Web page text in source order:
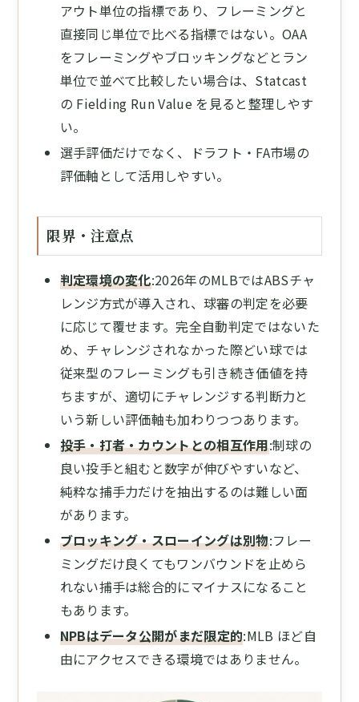
アウト単位の指標であり、フレーミングと
直接同じ単位で比べる指標ではない。OAA
をフレーミングやブロッキングなどとラン
単位で並べて比較したい場合は、Statcast
の Fielding Run Value を見ると整理しやす
い。
選手評価だけでなく、ドラフト・FA市場の
評価軸として活用しやすい。
限界・注意点
判定環境の変化:2026年のMLBではABSチャ
レンジ方式が導入され、球審の判定を必要
に応じて覆せます。完全自動判定ではないた
め、チャレンジされなかった際どい球では
従来型のフレーミングも引き続き価値を持
ちますが、適切にチャレンジする判断力と
いう新しい評価軸も加わりつつあります。
投手・打者・カウントとの相互作用:制球の
良い投手と組むと数字が伸びやすいなど、
純粋な捕手力だけを抽出するのは難しい面
があります。
ブロッキング・スローイングは別物:フレー
ミングだけ良くてもワンバウンドを止めら
れない捕手は総合的にマイナスになること
もあります。
NPBはデータ公開がまだ限定的:MLB ほど自
由にアクセスできる環境ではありません。